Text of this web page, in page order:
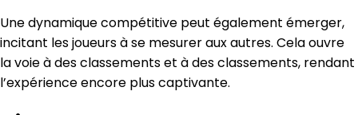
Une dynamique compétitive peut également émerger,
incitant les joueurs à se mesurer aux autres. Cela ouvre
la voie à des classements et à des classements, rendant
l’expérience encore plus captivante.